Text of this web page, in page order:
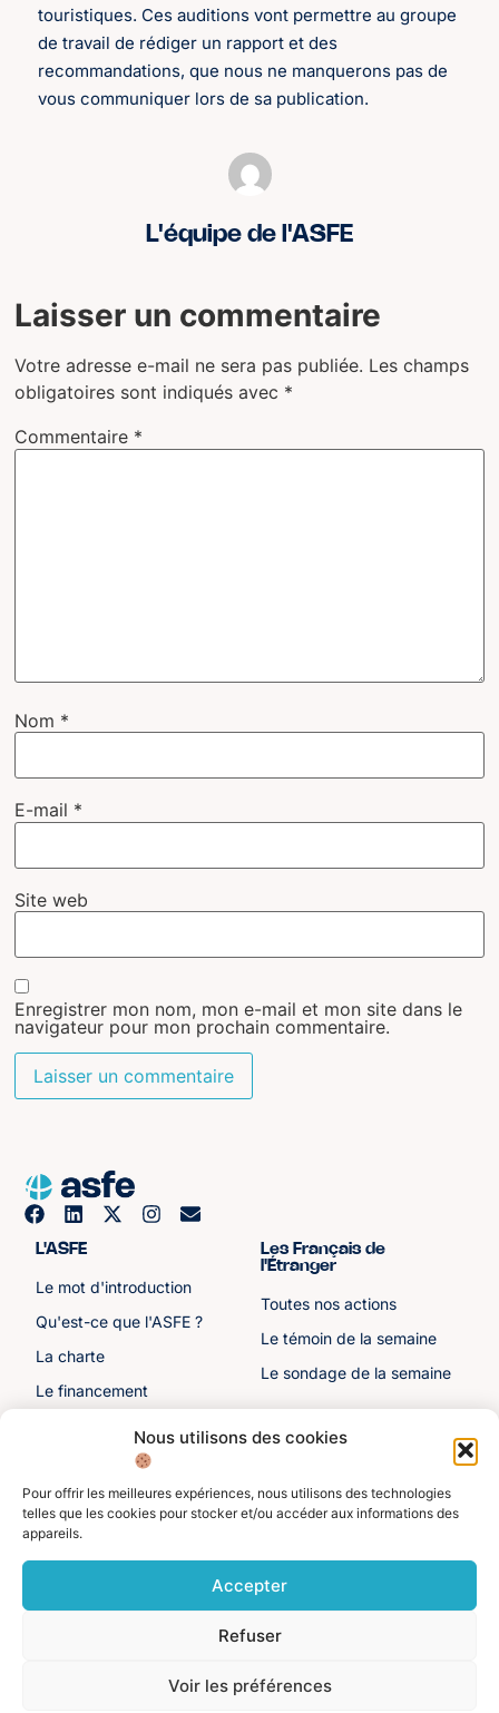
Nous utilisons des cookies
Pour offrir les meilleures expériences, nous utilisons des technologies
telles que les cookies pour stocker et/ou accéder aux informations des
appareils.
Accepter
Refuser
Voir les préférences
touristiques. Ces auditions vont permettre au groupe
de travail de rédiger un rapport et des
recommandations, que nous ne manquerons pas de
vous communiquer lors de sa publication.
L'équipe de l'ASFE
Laisser un commentaire
Votre adresse e-mail ne sera pas publiée. Les champs
obligatoires sont indiqués avec *
Commentaire *
Nom *
E-mail *
Site web
Enregistrer mon nom, mon e-mail et mon site dans le
navigateur pour mon prochain commentaire.
L'ASFE
Le mot d'introduction
Qu'est-ce que l'ASFE ?
La charte
Le financement
Les sénateurs
Les Français de
l'Étranger
Toutes nos actions
Le témoin de la semaine
Le sondage de la semaine
Autre liens
Toutes les ressources
Contactez-nous
Divers
personnelles
Mentions légales